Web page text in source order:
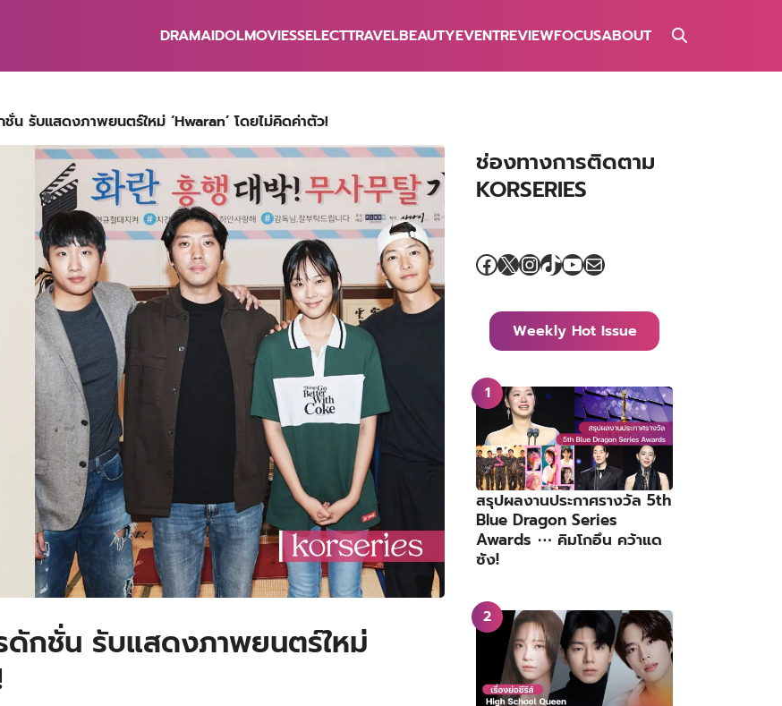
DRAMAIDOLMOVIESSELECTTRAVELBEAUTYEVENTREVIEWFOCUSABOUT
รับแสดงภาพยนตร์ใหม่ ‘Hwaran’ โดยไม่คิดค่าตัว!
กชั่น รับแสดงภาพยนตร์ใหม่
ช่องทางการติดตาม
KORSERIES
Facebook
X Instagram
TikTok
YouTube
Mail
Weekly Hot Issue
สรุปผลงานประกาศรางวัล 5th
Blue Dragon Series
Awards ⋯ คิมโกอึน คว้าแด
ซัง!